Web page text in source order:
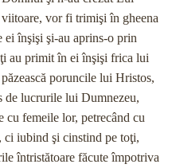
vor fi trimişi în gheena
ei înşişi şi-au aprins-o prin
au primit în ei înşişi frica lui
porun­cile lui Hristos,
de lucrurile lui Dumnezeu,
femeile lor, pe­trecând cu
ci iubind şi cinstind pe toţi,
întristătoare făcute împotriva